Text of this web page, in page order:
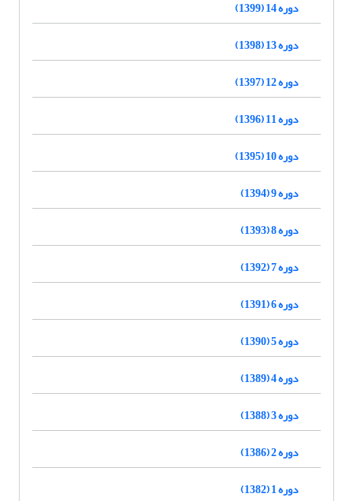
دوره 14 (1399)
دوره 13 (1398)
دوره 12 (1397)
دوره 11 (1396)
دوره 10 (1395)
دوره 9 (1394)
دوره 8 (1393)
دوره 7 (1392)
دوره 6 (1391)
دوره 5 (1390)
دوره 4 (1389)
دوره 3 (1388)
دوره 2 (1386)
دوره 1 (1382)